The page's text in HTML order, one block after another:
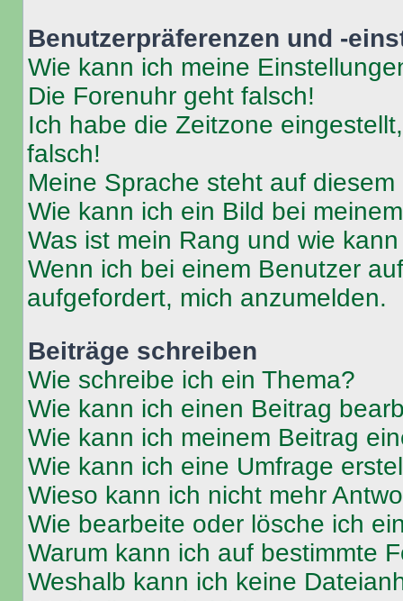
Benutzerpräferenzen und -
Wie kann ich meine
Die Forenuhr geht falsch!
Ich habe die Zeitzone
falsch!
Meine Sprache steht auf
Wie kann ich ein Bild bei
Was ist mein Rang und wie
Wenn ich bei einem Benutzer
aufgefordert, mich anzumelden.
Beiträge schreiben
Wie schreibe ich ein Thema?
Wie kann ich einen Beitrag
Wie kann ich meinem Beitrag
Wie kann ich eine Umfrage
Wieso kann ich nicht mehr
Wie bearbeite oder lösche ich
Warum kann ich auf bestimmte
Weshalb kann ich keine